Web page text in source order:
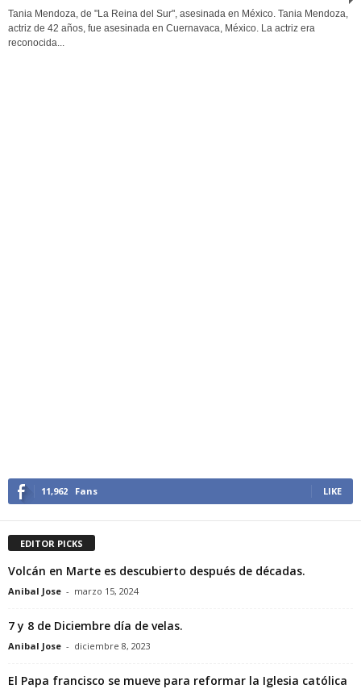
Tania Mendoza, de "La Reina del Sur", asesinada en México. Tania Mendoza,
actriz de 42 años, fue asesinada en Cuernavaca, México. La actriz era
reconocida...
11,962 Fans LIKE
EDITOR PICKS
Volcán en Marte es descubierto después de décadas.
Anibal Jose - marzo 15, 2024
7 y 8 de Diciembre día de velas.
Anibal Jose - diciembre 8, 2023
El Papa francisco se mueve para reformar la Iglesia católica